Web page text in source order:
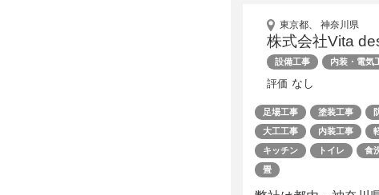
東京都、 神奈川県
株式会社Vita
設備工事 内装・電気
評価 なし
足場工事 塗装工事
大工工事
内装工事
キッチン
トイレ 食
畳